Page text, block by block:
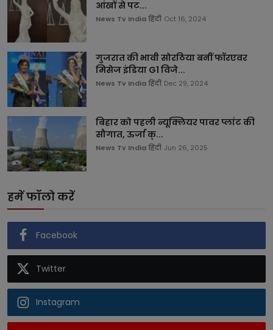
आंखों से पट...
News Tv India हिंदी Oct 16, 2024
गुजरात की भावी सोरठिया बनीं फॉरएवर
मिसेज इंडिया G1 विजे...
News Tv India हिंदी Dec 29, 2024
बिहार को पहली न्यूक्लियर पावर प्लांट की
सौगात, ऊर्जा क्...
News Tv India हिंदी Jun 26, 2025
हमें फॉलो करें
Facebook
Twitter
Instagram